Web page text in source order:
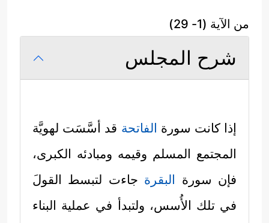
من الآية (1- 29)
شرح المجلس
إذا كانت سورة الفاتحة قد أسَّسَت لهويَّة
المجتمع المسلم وقيمه ومبادئه الكبرى،
فإن سورة البقرة جاءت لتبسط القولَ
في تلك الأُسس، ولتبدأ في عملية البناء